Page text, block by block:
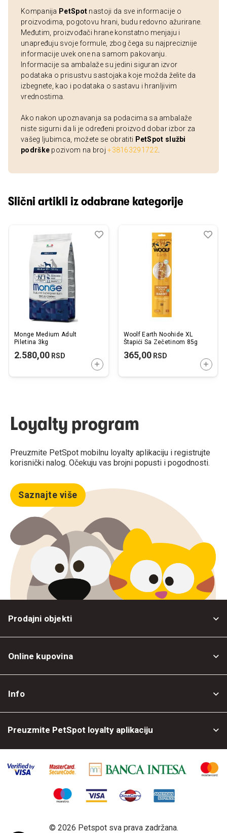
Kompanija PetSpot nastoji da sve informacije o
proizvodima, pogotovu hrani, budu redovno ažurirane.
Međutim, proizvođači hrane konstatno menjaju i
unapređuju svoje formule, zbog čega su najpreciznije
informacije uvek one na samom pakovanju.
Informacije sa ambalaže su jedini siguran izvor
podataka o prisustvu sastojaka koje možda želite da
izbegnete, kao i podataka o sastavu i hranljivim
vrednostima.
Ako nakon upoznavanja sa podacima sa ambalaže
niste sigurni da li je određeni proizvod dobar izbor za
vašeg ljubimca, možete se obratiti PetSpot službi
podrške pozivom na broj+38163291722
Slični artikli iz odabrane kategorije
Monge Medium Adult
Piletina 3kg
2.580,00 RSD
DODAJTE U KORPU
Dodaj
Uporedi
Woolf Earth Noohide XL
Štapići Sa Zečetinom 85g
365,00RSD
Loyalty program
Preuzmite PetSpot mobilnu loyalty aplikaciju i registrujte
korisnički nalog. Očekuju vas brojni popusti i pogodnosti.
Saznajte više
Prodajni objekti
Online kupovina
Info
Preuzmite PetSpot loyalty aplikaciju
© 2026 Petspot sva prava zadržana.